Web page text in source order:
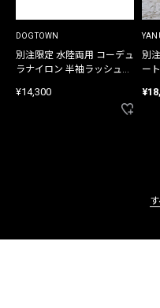
DOGTOWN
別注限定 水陸両用 コーデュ
ラナイロン 半袖ラッシュガ
¥14,300
別
ー